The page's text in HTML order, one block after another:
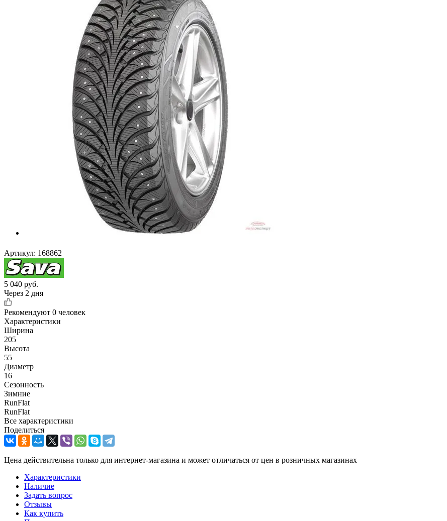
Артикул: 168862
5 040 руб.
Через 2 дня
Рекомендуют 0 человек
Характеристики
Ширина
205
Высота
55
Диаметр
16
Сезонность
Зимние
RunFlat
RunFlat
Все характеристики
Поделиться
Цена действительна только для интернет-магазина и может отличаться от цен в розничных магазинах
Характеристики
Наличие
Задать вопрос
Отзывы
Как купить